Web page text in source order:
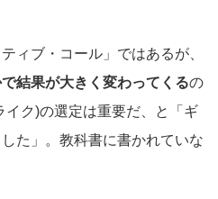
ィブ・コール」ではあるが、
結果が大きく変わってくるの
イク)の選定は重要だ、と「ギ
た」。教科書に書かれていな